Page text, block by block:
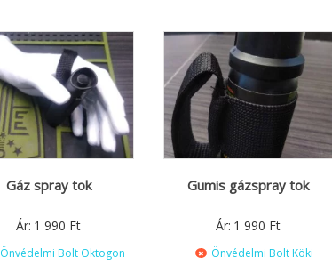
Gáz spray tok
Ár: 1 990 Ft
Önvédelmi Bolt Oktogon
Gumis gázspray tok
Ár: 1 990 Ft
Önvédelmi Bolt Köki